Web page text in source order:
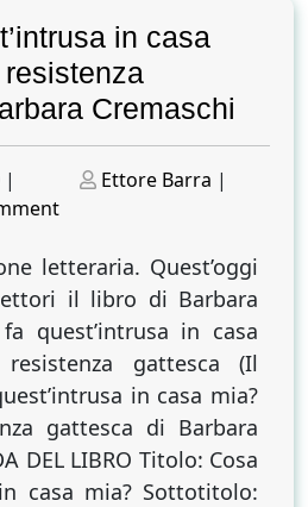
in casa
Cremaschi
|
Posted
Ettore Barra |
on
fa
quest’intrusa
in
mia?
Diario
di
resistenza
gattesca”
letteraria. Quest’oggi
il libro di Barbara
quest’intrusa in casa
gattesca (Il
in casa mia?
gattesca di Barbara
DEL LIBRO Titolo: Cosa
casa mia? Sottotitolo: